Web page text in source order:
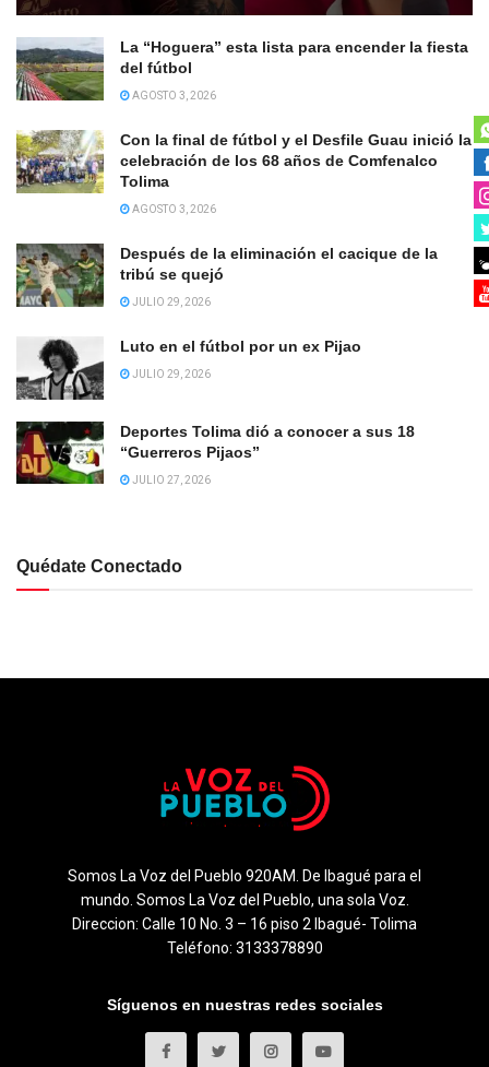
La “Hoguera” esta lista para encender la fiesta
del fútbol
AGOSTO 3, 2026
Con la final de fútbol y el Desfile Guau inició la
celebración de los 68 años de Comfenalco
Tolima
AGOSTO 3, 2026
Después de la eliminación el cacique de la
tribú se quejó
JULIO 29, 2026
Luto en el fútbol por un ex Pijao
JULIO 29, 2026
Deportes Tolima dió a conocer a sus 18
“Guerreros Pijaos”
JULIO 27, 2026
Quédate Conectado
Somos La Voz del Pueblo 920AM. De Ibagué para el
mundo. Somos La Voz del Pueblo, una sola Voz.
Direccion: Calle 10 No. 3 – 16 piso 2 Ibagué- Tolima
Teléfono: 3133378890
Síguenos en nuestras redes sociales